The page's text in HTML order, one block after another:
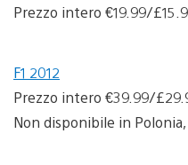
Prezzo intero €19.99/
F1 2012
Prezzo intero €39.99/
Non disponibile in Polonia,